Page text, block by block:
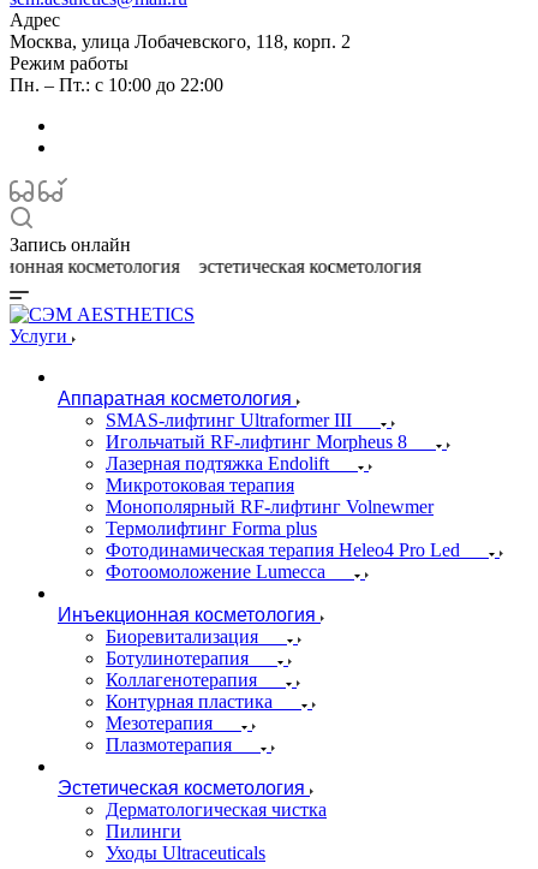
Адрес
Москва, улица Лобачевского, 118, корп. 2
Режим работы
Пн. – Пт.: с 10:00 до 22:00
Запись онлайн
Услуги
Аппаратная косметология
SMAS-лифтинг Ultraformer III
Игольчатый RF-лифтинг Morpheus 8
Лазерная подтяжка Endolift
Микротоковая терапия
Монополярный RF-лифтинг Volnewmer
Термолифтинг Forma plus
Фотодинамическая терапия Heleo4 Pro Led
Фотоомоложение Lumecca
Инъекционная косметология
Биоревитализация
Ботулинотерапия
Коллагенотерапия
Контурная пластика
Мезотерапия
Плазмотерапия
Эстетическая косметология
Дерматологическая чистка
Пилинги
Уходы Ultraceuticals